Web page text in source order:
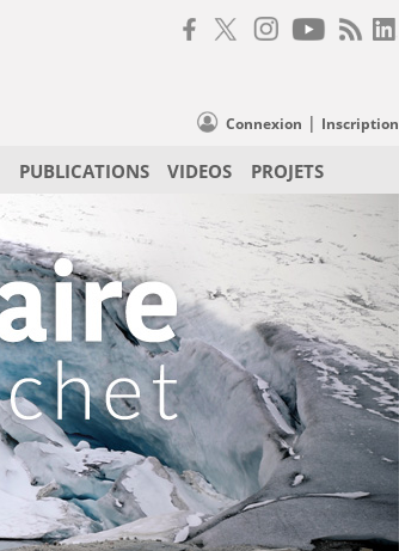
Connexion | Inscription
PUBLICATIONS VIDEOS PROJETS